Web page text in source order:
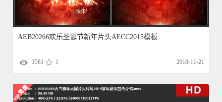
AEB20266欢乐圣诞节新年片头AECC2015模板
1581 1 2018-11-21